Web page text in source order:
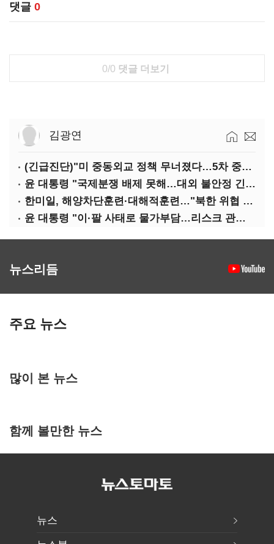
댓글 0
0/0 댓글 더보기
김광연
(긴급진단)"미 중동외교 정책 무너졌다…5차 중동전 가능성은 낮아"
윤 대통령 "국제분쟁 배제 못해…대외 불안정 긴밀대응"
한미일, 해양차단훈련·대해적훈련…"북한 위협 억제"
윤 대통령 "이·팔 사태로 물가부담…리스크 관리 만전 기해야"
뉴스리듬
주요 뉴스
많이 본 뉴스
함께 볼만한 뉴스
뉴스